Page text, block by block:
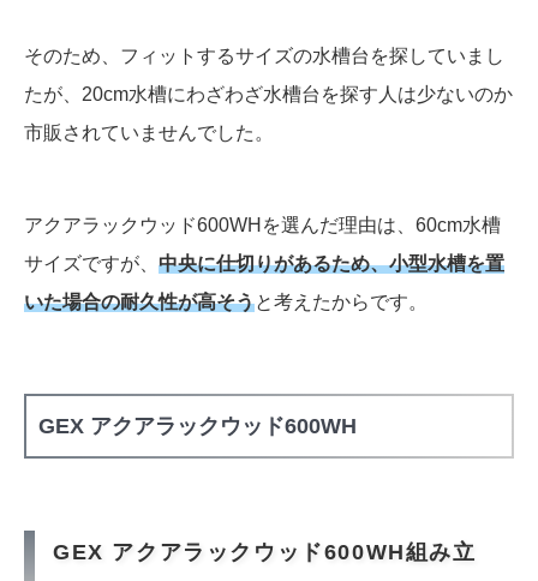
そのため、フィットするサイズの水槽台を探していまし
たが、20cm水槽にわざわざ水槽台を探す人は少ないのか
市販されていませんでした。
アクアラックウッド600WHを選んだ理由は、60cm水槽
サイズですが、 中央に仕切りがあるため、小型水槽を置
いた場合の耐久性が高そうと考えたからです。
GEX アクアラックウッド600WH
GEX アクアラックウッド600WH組み立